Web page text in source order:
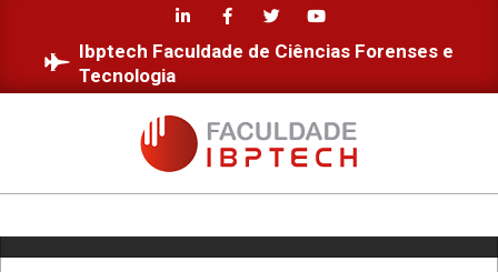
content
Ibptech Faculdade de Ciências Forenses e
Tecnologia
FACULDADE
IBPTECH